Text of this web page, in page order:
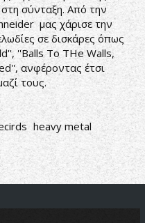
στη σύνταξη. Από την
μας χάρισε την
σε δισκάρες όπως
''Balls To THe Walls,
ανφέροντας έτσι
τους.
heavy metal